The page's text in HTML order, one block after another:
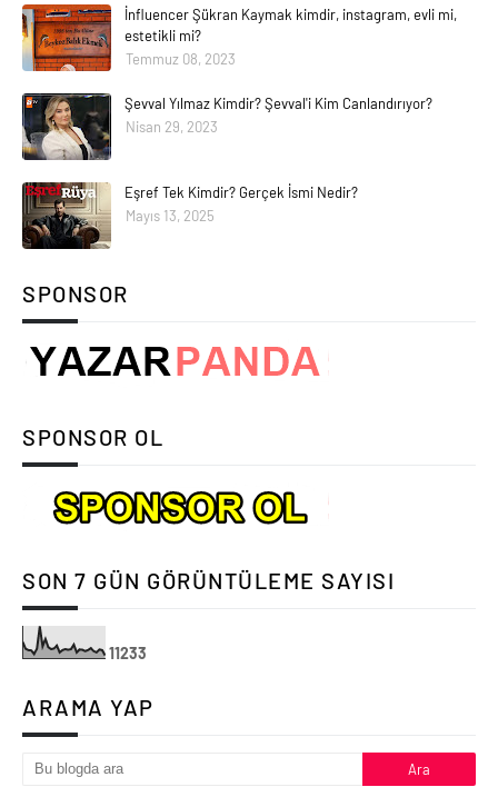
İnfluencer Şükran Kaymak kimdir, instagram, evli mi,
estetikli mi?
Temmuz 08, 2023
Şevval Yılmaz Kimdir? Şevval'i Kim Canlandırıyor?
Nisan 29, 2023
Eşref Tek Kimdir? Gerçek İsmi Nedir?
Mayıs 13, 2025
SPONSOR
SPONSOR OL
SON 7 GÜN GÖRÜNTÜLEME SAYISI
11233
ARAMA YAP